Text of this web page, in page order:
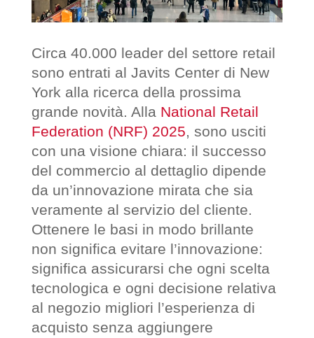
Circa 40.000 leader del settore retail
sono entrati al Javits Center di New
York alla ricerca della prossima
grande novità. Alla National Retail
Federation (NRF) 2025, sono usciti
con una visione chiara: il successo
del commercio al dettaglio dipende
da un’innovazione mirata che sia
veramente al servizio del cliente.
Ottenere le basi in modo brillante
non significa evitare l’innovazione:
significa assicurarsi che ogni scelta
tecnologica e ogni decisione relativa
al negozio migliori l’esperienza di
acquisto senza aggiungere